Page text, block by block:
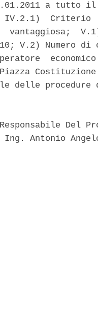
a tutto
IV.2.1)
vantaggiosa;
V.2) Numero
delle
Del
Ing. Antonio